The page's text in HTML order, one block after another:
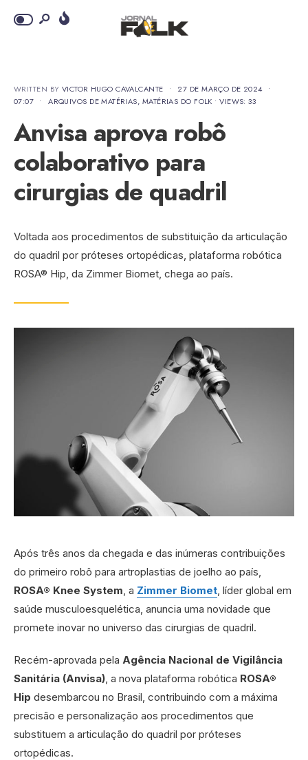
WRITTEN BY VICTOR HUGO CAVALCANTE • 27 DE MARÇO DE 2024 •
07:07 • ARQUIVOS DE MATÉRIAS, MATÉRIAS DO FOLK •VIEWS: 33
Anvisa aprova robô
colaborativo para
cirurgias de quadril
Voltada aos procedimentos de substituição da articulação
do quadril por próteses ortopédicas, plataforma robótica
ROSA® Hip, da Zimmer Biomet, chega ao país.
Após três anos da chegada e das inúmeras contribuições
do primeiro robô para artroplastias de joelho ao país,
ROSA® Knee System , a Zimmer Biomet , líder global em
saúde musculoesquelética, anuncia uma novidade que
promete inovar no universo das cirurgias de quadril.
Recém-aprovada pela Agência Nacional de Vigilância
Sanitária (Anvisa) , a nova plataforma robótica ROSA®
Hip desembarcou no Brasil, contribuindo com a máxima
precisão e personalização aos procedimentos que
substituem a articulação do quadril por próteses
ortopédicas.